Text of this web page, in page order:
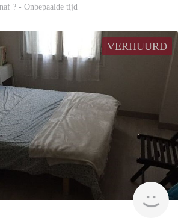
? - Onbepaalde tijd
VERHUURD